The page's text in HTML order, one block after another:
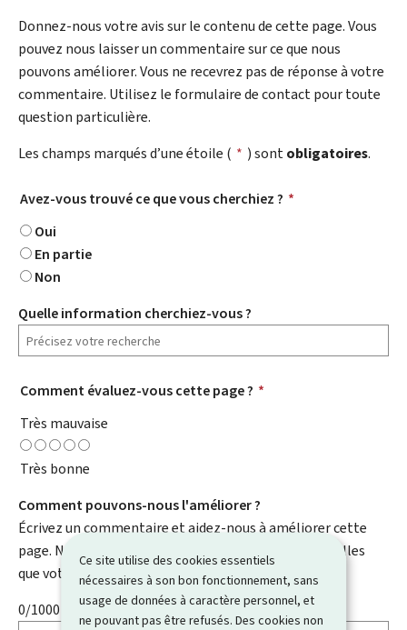
Ce site utilise des cookies essentiels
nécessaires à son bon fonctionnement, sans
usage de données à caractère personnel, et
ne pouvant pas être refusés. Des cookies non
Donnez-nous votre avis sur le contenu de cette page. Vous
pouvez nous laisser un commentaire sur ce que nous
pouvons améliorer. Vous ne recevrez pas de réponse à votre
commentaire. Utilisez le formulaire de contact pour toute
question particulière.
Les champs marqués d’une étoile ( * ) sontobligatoires.
Avez-vous trouvé ce que vous cherchiez ? *
Oui
En partie
Non
Quelle information cherchiez-vous ?
Comment évaluez-vous cette page ? *
Très mauvaise
Très bonne
Comment pouvons-nous l'améliorer ?
Écrivez un commentaire et aidez-nous à améliorer cette
page. N'indiquez pas d'informations personnelles telles
que votre e-mail, nom, numéro de téléphone, etc.
0/1000